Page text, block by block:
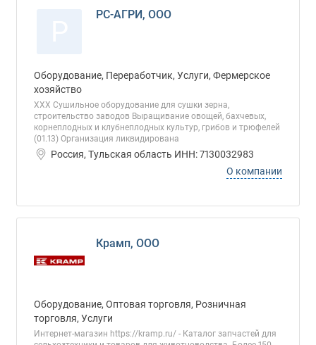
РС-АГРИ, ООО
Оборудование, Переработчик, Услуги, Фермерское
хозяйство
ХХХ Сушильное оборудование для сушки зерна,
строительство заводов Выращивание овощей, бахчевых,
корнеплодных и клубнеплодных культур, грибов и трюфелей
(01.13) Организация ликвидирована
Россия, Тульская область ИНН: 7130032983
О компании
Крамп, ООО
Оборудование, Оптовая торговля, Розничная
торговля, Услуги
Интернет-магазин https://kramp.ru/ - Каталог запчастей для